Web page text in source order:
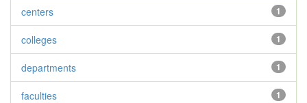
1
centers
1
colleges
1
departments
1
faculties